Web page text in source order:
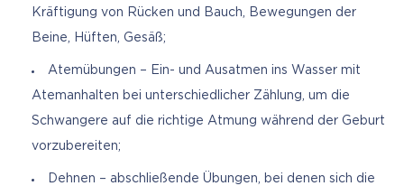
Kräftigung von Rücken und Bauch, Bewegungen der
Beine, Hüften, Gesäß;
Atemübungen – Ein- und Ausatmen ins Wasser mit
Atemanhalten bei unterschiedlicher Zählung, um die
Schwangere auf die richtige Atmung während der Geburt
vorzubereiten;
Dehnen – abschließende Übungen, bei denen sich die